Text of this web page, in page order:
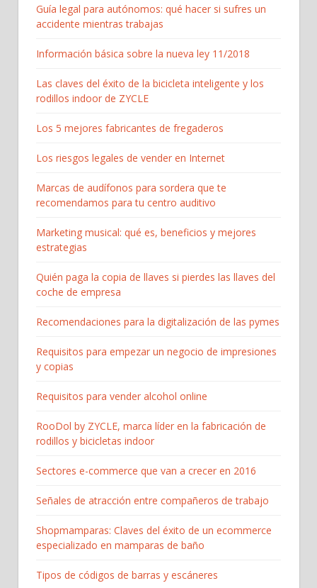
Guía legal para autónomos: qué hacer si sufres un
accidente mientras trabajas
Información básica sobre la nueva ley 11/2018
Las claves del éxito de la bicicleta inteligente y los
rodillos indoor de ZYCLE
Los 5 mejores fabricantes de fregaderos
Los riesgos legales de vender en Internet
Marcas de audífonos para sordera que te
recomendamos para tu centro auditivo
Marketing musical: qué es, beneficios y mejores
estrategias
Quién paga la copia de llaves si pierdes las llaves del
coche de empresa
Recomendaciones para la digitalización de las pymes
Requisitos para empezar un negocio de impresiones
y copias
Requisitos para vender alcohol online
RooDol by ZYCLE, marca líder en la fabricación de
rodillos y bicicletas indoor
Sectores e-commerce que van a crecer en 2016
Señales de atracción entre compañeros de trabajo
Shopmamparas: Claves del éxito de un ecommerce
especializado en mamparas de baño
Tipos de códigos de barras y escáneres